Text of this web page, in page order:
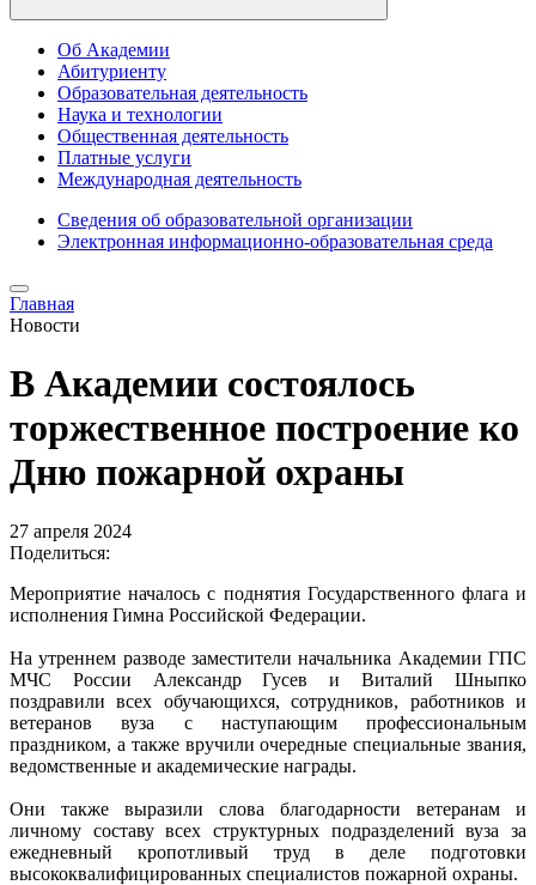
Об Академии
Абитуриенту
Образовательная деятельность
Наука и технологии
Общественная деятельность
Платные услуги
Международная деятельность
Сведения об образовательной организации
Электронная информационно-образовательная среда
Главная
Новости
В Академии состоялось
торжественное построение ко
Дню пожарной охраны
27 апреля 2024
Поделиться:
Мероприятие началось с поднятия Государственного флага и
исполнения Гимна Российской Федерации.
На утреннем разводе заместители начальника Академии ГПС
МЧС России Александр Гусев и Виталий Шныпко
поздравили всех обучающихся, сотрудников, работников и
ветеранов вуза с наступающим профессиональным
праздником, а также вручили очередные специальные звания,
ведомственные и академические награды.
Они также выразили слова благодарности ветеранам и
личному составу всех структурных подразделений вуза за
ежедневный кропотливый труд в деле подготовки
высококвалифицированных специалистов пожарной охраны.